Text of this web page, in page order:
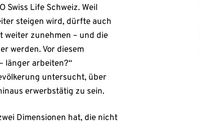
Swiss Life Schweiz. Weil
steigen wird, dürfte auch
zunehmen – und die
werden. Vor diesem
länger arbeiten?“
untersucht, über
erwerbstätig zu sein.
Dimensionen hat, die nicht